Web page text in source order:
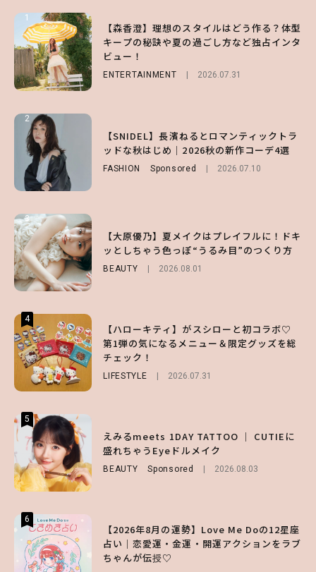
1
【森香澄】理想のスタイルはどう作る？体型
キープの秘訣や夏の過ごし方など独占インタ
ビュー！
ENTERTAINMENT 2026.07.31
2
【SNIDEL】長濱ねるとロマンティックトラ
ッドな秋はじめ｜2026秋の新作コーデ4選
FASHION Sponsored 2026.07.10
3
【大原優乃】夏メイクはプレイフルに！ドキ
ッとしちゃう色っぽ“うるみ目”のつくり方
BEAUTY 2026.08.01
4
【ハローキティ】がスシローと初コラボ♡
第1弾の気になるメニュー＆限定グッズを総
チェック！
LIFESTYLE 2026.07.31
5
えみるmeets 1DAY TATTOO ｜ CUTIEに
盛れちゃうEyeドルメイク
BEAUTY Sponsored 2026.08.03
6
【2026年8月の運勢】Love Me Doの12星座
占い｜恋愛運・金運・開運アクションをラブ
ちゃんが伝授♡
1
【ハローキティ】がスシローと初コラボ♡
第1弾の気になるメニュー＆限定グッズを総
チェック！
LIFESTYLE 2026.07.31
2
【大原優乃】夏メイクはプレイフルに！ドキ
ッとしちゃう色っぽ“うるみ目”のつくり方
BEAUTY 2026.08.01
3
る⁉ 39店舗限定『My フルーツ³ フラペチー
ノ®』を徹底レポ♡
4
【齋藤飛鳥】人生初のロブに！「意外としっ
くりくるし、すごく新鮮で心地いい」ヘアカ
ットの様子を独占でお届け♡
ENTERTAINMENT 2026.07.30
5
【森香澄】理想のスタイルはどう作る？体型
キープの秘訣や夏の過ごし方など独占インタ
ビュー！
ENTERTAINMENT 2026.07.31
6
【SNIDEL】長濱ねるとロマンティックトラ
ッドな秋はじめ｜2026秋の新作コーデ4選
1
【SNIDEL】長濱ねるとロマンティックトラ
ッドな秋はじめ｜2026秋の新作コーデ4選
2
ノ国屋コラボの“優秀保冷バッグ”は夏の強
い味方！【オトナミューズ9月号増刊】
3
げなく肌見せ！透け感のニュアンスを楽しめ
るマストハブアイテム4選
4
【夏ヘアのくずれ・うねりに】ヘアメイク夢
月直伝♡ ドライシャンプー「バティスト」
を使ったプロ級スタイリング3選
BEAUTY Sponsored
5
【ハローキティ】がスシローと初コラボ♡
第1弾の気になるメニュー＆限定グッズを総
チェック！
2026.07.31
6
【GU】夏の“主役級”アイテム決定！ヘルシ
ー＆可愛すぎる「大人の肌見せ」トップス3
選